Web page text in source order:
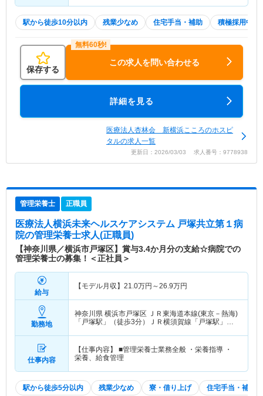
駅から徒歩10分以内 残業少なめ 住宅手当・補助 積極採用中
保存する
この求人を問い合わせる
詳細を見る
医療法人杏林会 新横浜こころのホスピ
タルの求人一覧
更新日：2026/03/03 求人番号：9778938
管理栄養士 正職員
医療法人横浜未来ヘルスケアシステム 戸塚共立第１病
院の管理栄養士求人(正職員)
【神奈川県／横浜市戸塚区】賞与3.4か月分の支給☆病院での
管理栄養士の募集！＜正社員＞
給与
【モデル月収】 21.0万円～26.9万円
勤務地
神奈川県 横浜市戸塚区 ＪＲ東海道本線(東京－熱海)
「戸塚駅」（徒歩3分）ＪＲ横須賀線「戸塚駅」
仕事内容
【仕事内容】 ■管理栄養士業務全般 ・栄養指導 ・
栄養、給食管理
駅から徒歩5分以内 残業少なめ 寮・借り上げ 住宅手当・補助